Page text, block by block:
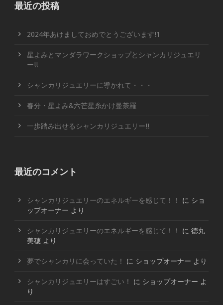
最近の投稿
2024年あけましておめでとうございます!1
星よみとマンダラワークショップとシャンカリジュエリ
ー!!
シャンカリジュエリーに導かれて・・・
春分・星よみ&六芒星糸かけ曼荼羅
一歩踏み出せるシャンカリジュエリー!!
最近のコメント
シャンカリジュエリーのエネルギーを感じて！！ に ショ
ップオーナー より
シャンカリジュエリーのエネルギーを感じて！！ に 徳丸
美穂 より
夢でシャンカリに会っていた！ に ショップオーナー より
シャンカリジュエリーはすごい！ に ショップオーナー よ
り